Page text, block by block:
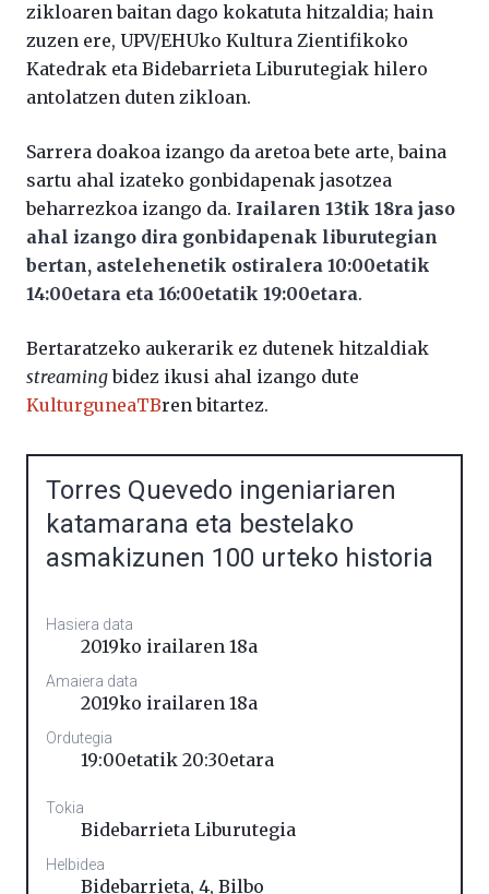
zikloaren baitan dago kokatuta hitzaldia; hain
zuzen ere, UPV/EHUko Kultura Zientifikoko
Katedrak eta Bidebarrieta Liburutegiak hilero
antolatzen duten zikloan.
Sarrera doakoa izango da aretoa bete arte, baina
sartu ahal izateko gonbidapenak jasotzea
beharrezkoa izango da. Irailaren 13tik 18ra jaso
ahal izango dira gonbidapenak liburutegian
bertan, astelehenetik ostiralera 10:00etatik
14:00etara eta 16:00etatik 19:00etara.
Bertaratzeko aukerarik ez dutenek hitzaldiak
streamingbidez ikusi ahal izango dute
KulturguneaTBren bitartez.
Torres Quevedo ingeniariaren
katamarana eta bestelako
asmakizunen 100 urteko historia
Hasiera data
2019ko irailaren 18a
Amaiera data
2019ko irailaren 18a
Ordutegia
19:00etatik 20:30etara
Tokia
Bidebarrieta Liburutegia
Helbidea
Bidebarrieta, 4, Bilbo